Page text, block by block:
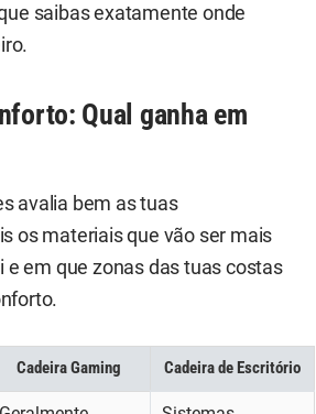
saibas exatamente onde
Qual ganha em
avalia bem as tuas
os materiais que vão ser mais
e em que zonas das tuas costas
Cadeira Gaming Cadeira de Escritório